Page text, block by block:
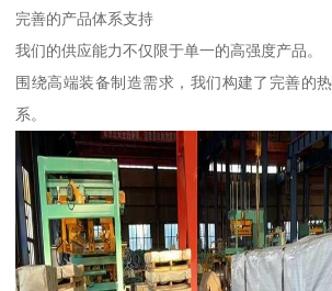
完善的产品体系支持
我们的供应能力不仅限于单一的高强度产品。
围绕高端装备制造需求，我们构建了完善的
系。